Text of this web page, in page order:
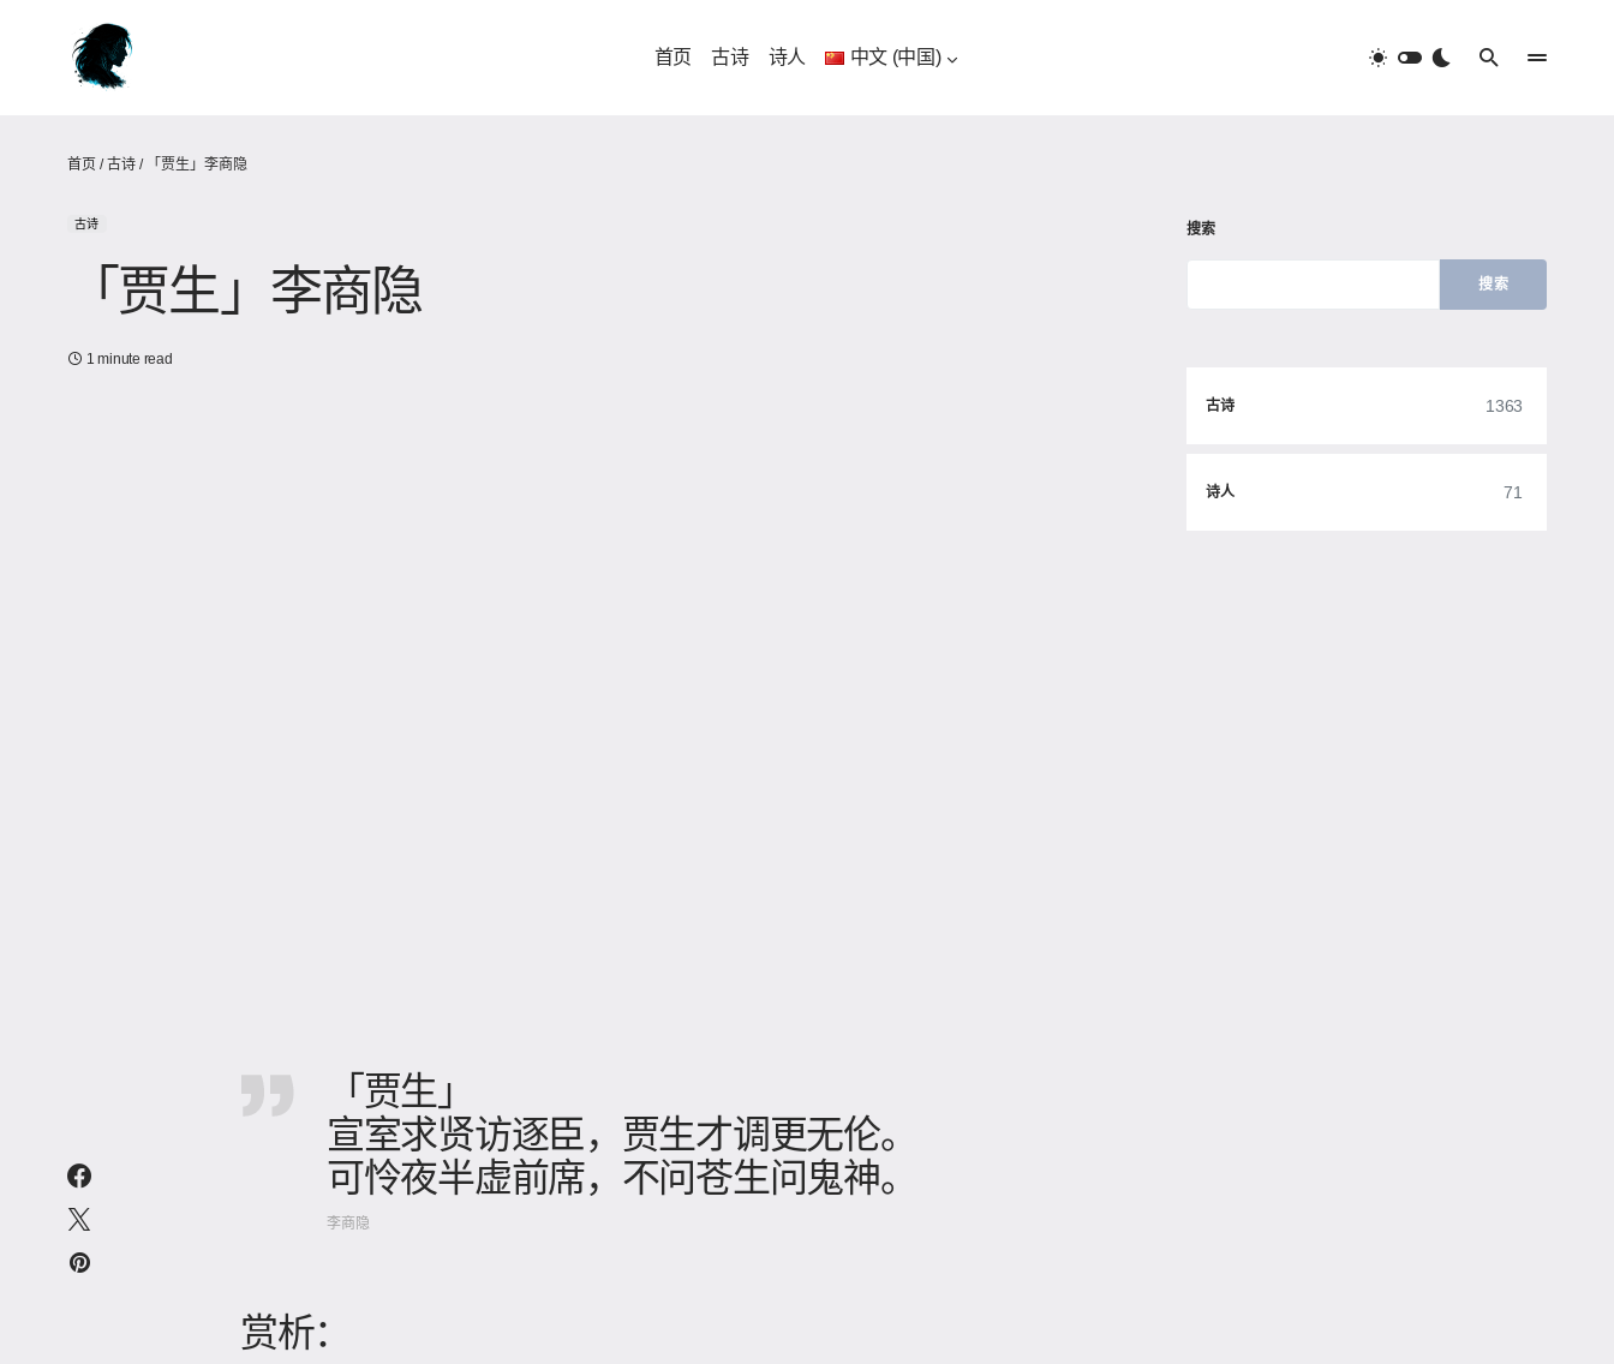
首页 古诗 诗人 中文 (中国)
首页 /古诗 / 「贾生」李商隐
古诗
「贾生」李商隐
1 minute read
「贾生」
宣室求贤访逐臣，贾生才调更无伦。
可怜夜半虚前席，不问苍生问鬼神。
李商隐
赏析：
搜索
搜索
古诗 1363
诗人 71